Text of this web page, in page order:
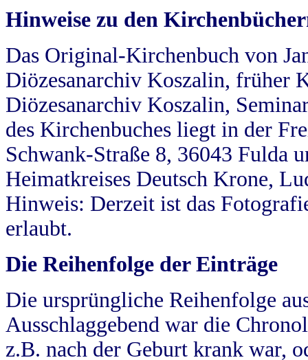
Hinweise zu den
Das Original-Kirchenbuch von
Diözesanarchiv Koszalin, früher
Diözesanarchiv Koszalin,
des Kirchenbuches liegt in der
Schwank-Straße 8, 36043 Fulda
Heimatkreises Deutsch Krone,
Hinweis: Derzeit ist das
erlaubt.
Die Reihenfolge der Einträge
Die ursprüngliche Reihenfolge
Ausschlaggebend war die
z.B. nach der Geburt krank war,